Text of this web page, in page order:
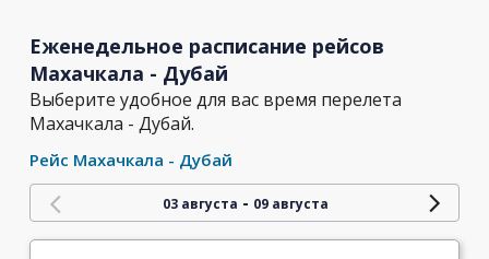
Еженедельное расписание рейсов
Махачкала - Дубай
Выберите удобное для вас время перелета
Махачкала - Дубай.
Рейс Махачкала - Дубай
03 августа - 09 августа